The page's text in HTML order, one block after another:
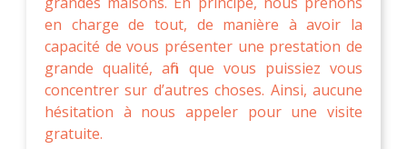
en charge de tout, de manière à avoir la
capacité de vous présenter une prestation de
grande qualité, afin que vous puissiez vous
concentrer sur d’autres choses. Ainsi, aucune
hésitation à nous appeler pour une visite
gratuite.